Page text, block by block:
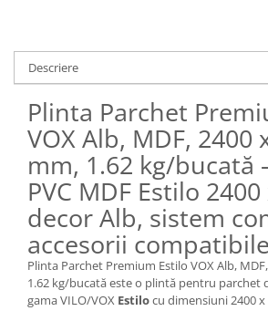
Descriere
Plinta Parchet
VOX Alb, MDF, 2400
mm, 1.62 kg/
PVC MDF Estilo
decor Alb, sistem
accesorii compatibile
Plinta Parchet Premium Estilo VOX Alb,
1.62 kg/bucată este o plintă pentru parchet
gama VILO/VOX Estilocu dimensiuni 2400